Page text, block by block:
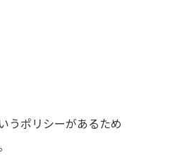
うポリシーがあるため